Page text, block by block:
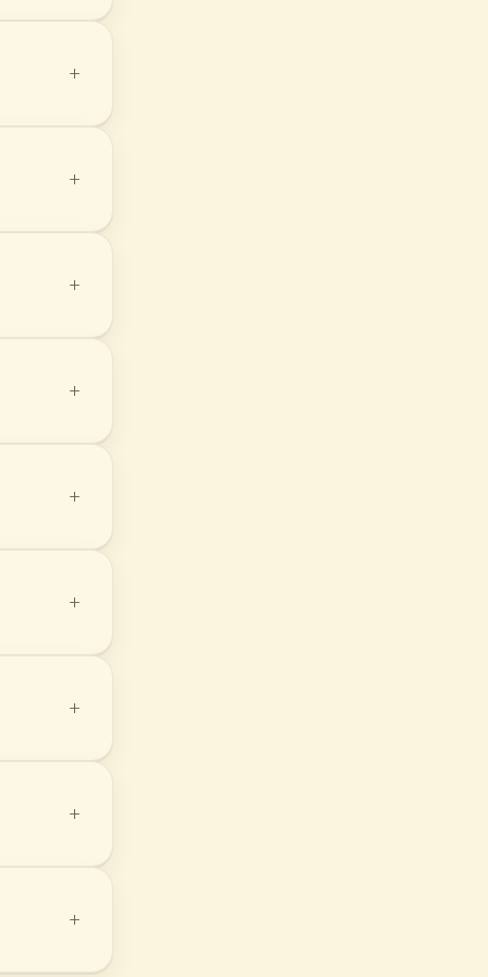
+
+
+
+
+
+
+
+
+